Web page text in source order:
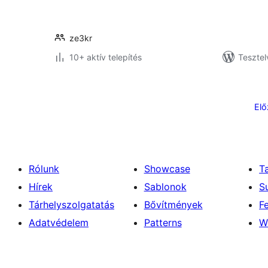
ze3kr
10+ aktív telepítés
Rólunk
Hírek
Tárhelyszolgatatás
Adatvédelem
Showcase
Sablonok
Bővítmények
Patterns